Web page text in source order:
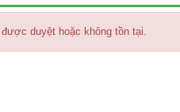
duyệt hoặc không tồn tại.